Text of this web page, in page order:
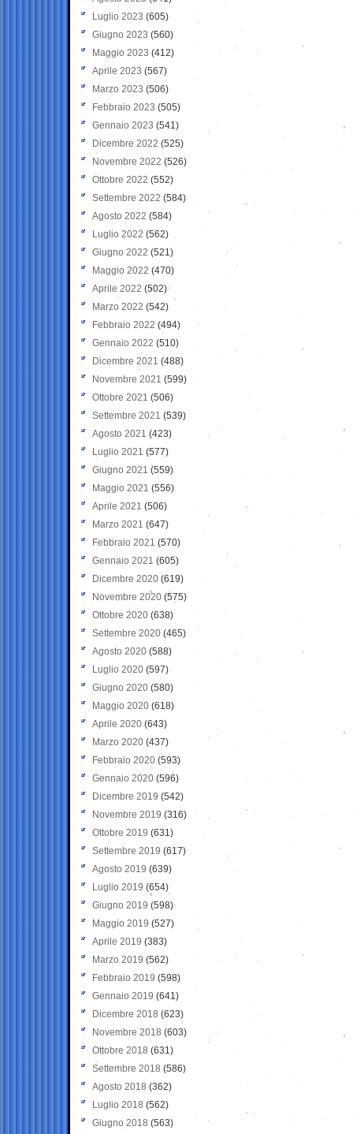
Luglio 2023 (605)
Giugno 2023 (560)
Maggio 2023 (412)
Aprile 2023 (567)
Marzo 2023 (506)
Febbraio 2023 (505)
Gennaio 2023 (541)
Dicembre 2022 (525)
Novembre 2022 (526)
Ottobre 2022 (552)
Settembre 2022 (584)
Agosto 2022 (584)
Luglio 2022 (562)
Giugno 2022 (521)
Maggio 2022 (470)
Aprile 2022 (502)
Marzo 2022 (542)
Febbraio 2022 (494)
Gennaio 2022 (510)
Dicembre 2021 (488)
Novembre 2021 (599)
Ottobre 2021 (506)
Settembre 2021 (539)
Agosto 2021 (423)
Luglio 2021 (577)
Giugno 2021(559)
Maggio 2021 (556)
Aprile 2021 (506)
Marzo 2021 (647)
Febbraio 2021 (570)
Gennaio 2021 (605)
Dicembre 2020 (619)
Novembre 2020 (575)
Ottobre 2020 (638)
Settembre 2020(465)
Agosto 2020 (588)
Luglio 2020 (597)
Giugno 2020 (580)
Maggio 2020 (618)
Aprile 2020 (643)
Marzo 2020 (437)
Febbraio 2020 (593)
Gennaio 2020 (596)
Dicembre 2019 (542)
Novembre 2019 (316)
Ottobre 2019 (631)
Settembre 2019 (617)
Agosto 2019 (639)
Luglio 2019 (654)
Giugno 2019 (598)
Maggio 2019 (527)
Aprile 2019 (383)
Marzo 2019 (562)
Febbraio 2019 (598)
Gennaio 2019 (641)
Dicembre 2018 (623)
Novembre 2018 (603)
Ottobre 2018 (631)
Settembre 2018 (586)
Agosto 2018 (362)
Luglio 2018 (562)
Giugno 2018 (563)